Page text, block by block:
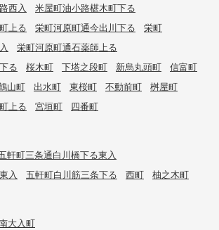
西入
米屋町油小路椹木町下る
上る
栄町河原町通今出川下る
栄町
栄町河原町通石薬師上る
る
桜木町 下塔之段町 新烏丸頭町
信富町
山町 出水町 東桜町 不動前町
桝屋町
上る
宮垣町 四番町
軒町三条通白川橋下る東入
入
五軒町白川筋三条下る 西町 柚之木町
大入町